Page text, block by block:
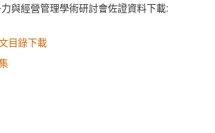
與經營管理學術研討會佐證資料下載:
目錄下載